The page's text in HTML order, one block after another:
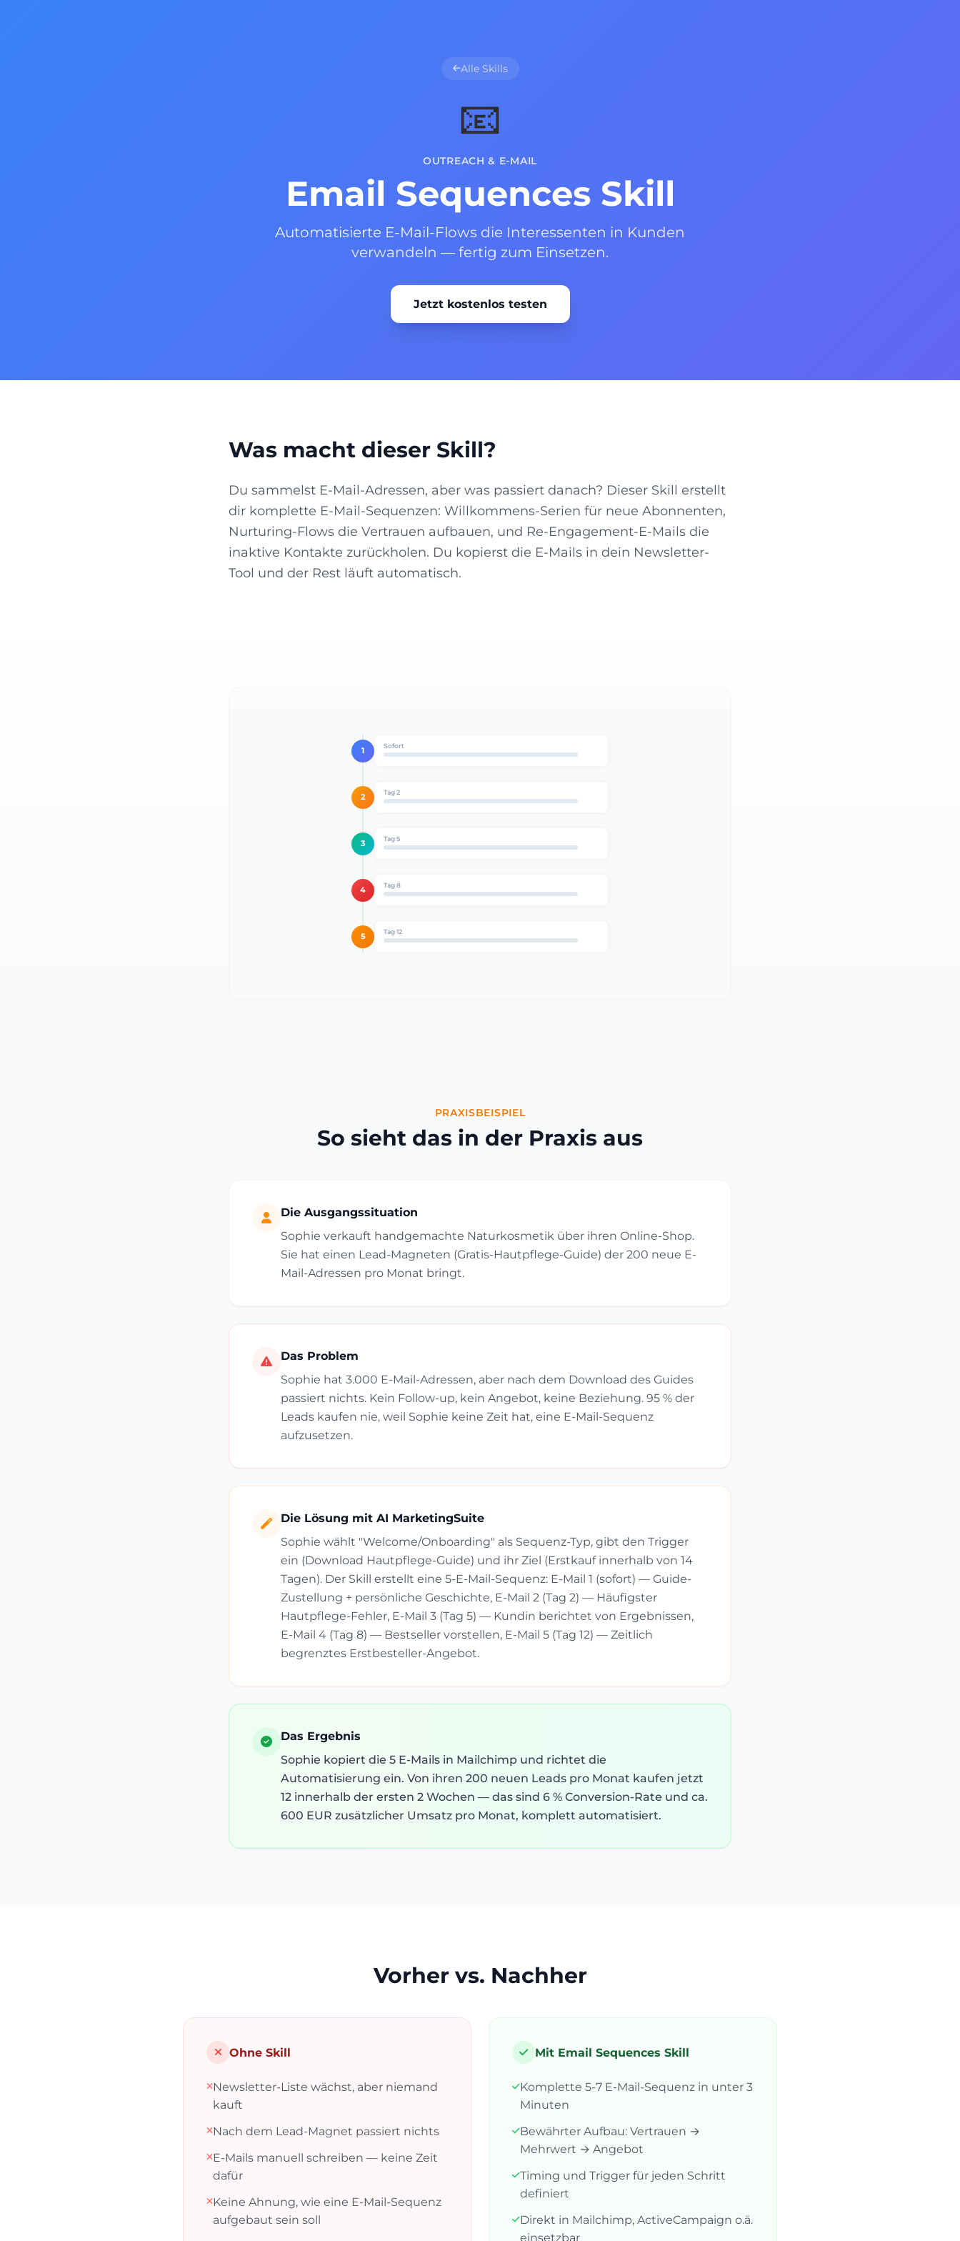
Alle Skills
📧
OUTREACH & E-MAIL
Email Sequences Skill
Automatisierte E-Mail-Flows die Interessenten in Kunden
verwandeln — fertig zum Einsetzen.
Jetzt kostenlos testen
Was macht dieser Skill?
Du sammelst E-Mail-Adressen, aber was passiert danach? Dieser Skill erstellt
dir komplette E-Mail-Sequenzen: Willkommens-Serien für neue Abonnenten,
Nurturing-Flows die Vertrauen aufbauen, und Re-Engagement-E-Mails die
inaktive Kontakte zurückholen. Du kopierst die E-Mails in dein Newsletter-
Tool und der Rest läuft automatisch.
1 Sofort
2 Tag 2
3 Tag 5
4 Tag 8
5 Tag 12
PRAXISBEISPIEL
So sieht das in der Praxis aus
Die Ausgangssituation
Sophie verkauft handgemachte Naturkosmetik über ihren Online-Shop.
Sie hat einen Lead-Magneten (Gratis-Hautpflege-Guide) der 200 neue E-
Mail-Adressen pro Monat bringt.
Das Problem
Sophie hat 3.000 E-Mail-Adressen, aber nach dem Download des Guides
passiert nichts. Kein Follow-up, kein Angebot, keine Beziehung. 95 % der
Leads kaufen nie, weil Sophie keine Zeit hat, eine E-Mail-Sequenz
aufzusetzen.
Die Lösung mit AI MarketingSuite
Sophie wählt "Welcome/Onboarding" als Sequenz-Typ, gibt den Trigger
ein (Download Hautpflege-Guide) und ihr Ziel (Erstkauf innerhalb von 14
Tagen). Der Skill erstellt eine 5-E-Mail-Sequenz: E-Mail 1 (sofort) — Guide-
Zustellung + persönliche Geschichte, E-Mail 2 (Tag 2) — Häufigster
Hautpflege-Fehler, E-Mail 3 (Tag 5) — Kundin berichtet von Ergebnissen,
E-Mail 4 (Tag 8) — Bestseller vorstellen, E-Mail 5 (Tag 12) — Zeitlich
begrenztes Erstbesteller-Angebot.
Das Ergebnis
Sophie kopiert die 5 E-Mails in Mailchimp und richtet die
Automatisierung ein. Von ihren 200 neuen Leads pro Monat kaufen jetzt
12 innerhalb der ersten 2 Wochen — das sind 6 % Conversion-Rate und ca.
600 EUR zusätzlicher Umsatz pro Monat, komplett automatisiert.
Vorher vs. Nachher
Ohne Skill
Newsletter-Liste wächst, aber niemand
kauft
Nach dem Lead-Magnet passiert nichts
E-Mails manuell schreiben — keine Zeit
dafür
Keine Ahnung, wie eine E-Mail-Sequenz
aufgebaut sein soll
Mit Email Sequences Skill
Komplette 5-7 E-Mail-Sequenz in unter 3
Minuten
Bewährter Aufbau: Vertrauen →
Mehrwert → Angebot
Timing und Trigger für jeden Schritt
definiert
Direkt in Mailchimp, ActiveCampaign o.ä.
einsetzbar